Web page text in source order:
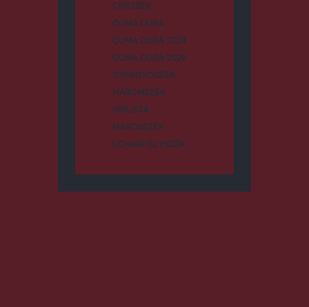
CSÍKSZÉK
DUMA DUBA
DUMA DUBA 2024
DUMA DUBA 2026
GYERGYÓSZÉK
HÁROMSZÉK
HÍRLISTA
MAROSSZÉK
UDVARHELYSZÉK